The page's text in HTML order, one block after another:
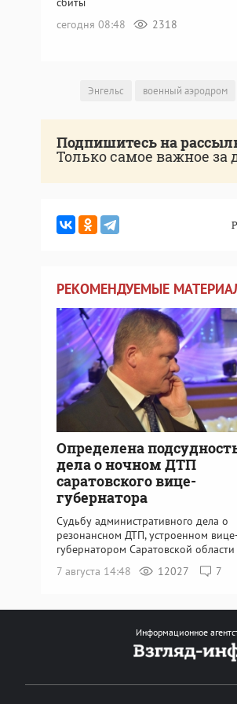
сегодня 08:48
2318
Энгельс военный аэродром
Подпишитесь на
Только самое важное за
РЕКОМЕНДУЕМЫЕ
Определена
дела о ночном ДТП
саратовского вице-
губернатора
Судьбу административного дела о
резонансном ДТП, устроенном
губернатором Саратовской области
7 августа 14:48
12027 7
Информационное